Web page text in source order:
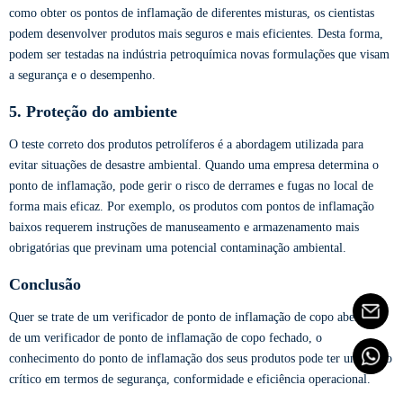
como obter os pontos de inflamação de diferentes misturas, os cientistas
podem desenvolver produtos mais seguros e mais eficientes. Desta forma,
podem ser testadas na indústria petroquímica novas formulações que visam
a segurança e o desempenho.
5. Proteção do ambiente
O teste correto dos produtos petrolíferos é a abordagem utilizada para
evitar situações de desastre ambiental. Quando uma empresa determina o
ponto de inflamação, pode gerir o risco de derrames e fugas no local de
forma mais eficaz. Por exemplo, os produtos com pontos de inflamação
baixos requerem instruções de manuseamento e armazenamento mais
obrigatórias que previnam uma potencial contaminação ambiental.
Conclusão
Quer se trate de um verificador de ponto de inflamação de copo aberto ou
de um verificador de ponto de inflamação de copo fechado, o
conhecimento do ponto de inflamação dos seus produtos pode ter um efeito
crítico em termos de segurança, conformidade e eficiência operacional.